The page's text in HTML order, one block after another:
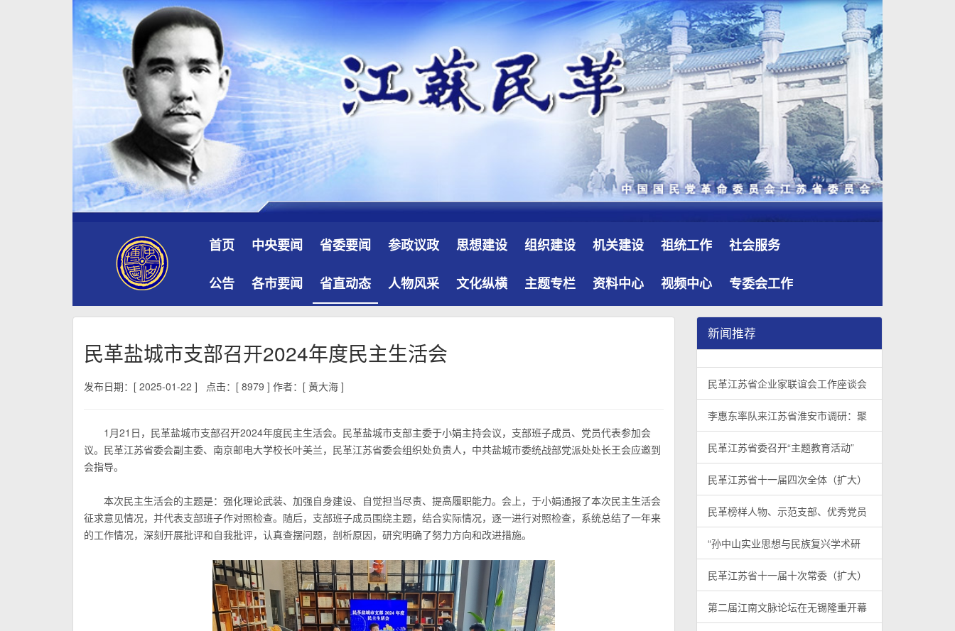
首页 中央要闻 省委要闻 参政议政 思想建设 组织建设 机关建设 祖统工作 社会服务
公告 各市要闻 省直动态 人物风采 文化纵横 主题专栏 资料中心 视频中心 专委会工作
民革盐城市支部召开2024年度民主生活会
发布日期：[ 2025-01-22 ] 点击：[ 8979 ] 作者：[ 黄大海 ]
1月21日，民革盐城市支部召开2024年度民主生活会。民革盐城市支部主委于小娟主持会议，支部班子成员、党员代表参加会
议。民革江苏省委会副主委、南京邮电大学校长叶美兰，民革江苏省委会组织处负责人，中共盐城市委统战部党派处处长王会应邀到
会指导。
本次民主生活会的主题是：强化理论武装、加强自身建设、自觉担当尽责、提高履职能力。会上，于小娟通报了本次民主生活会
征求意见情况，并代表支部班子作对照检查。随后，支部班子成员围绕主题，结合实际情况，逐一进行对照检查，系统总结了一年来
的工作情况，深刻开展批评和自我批评，认真查摆问题，剖析原因，研究明确了努力方向和改进措施。
新闻推荐
民革江苏省企业家联谊会工作座谈会在宁召开
1/3 李惠东率队来江苏省淮安市调研：聚焦民革党
2/3 民革江苏省委召开“主题教育活动” 领导班子民
3/3
民革江苏省企业家联谊会工作座谈会
李惠东率队来江苏省淮安市调研：聚
民革江苏省委召开“主题教育活动”
民革江苏省十一届四次全体（扩大）
民革榜样人物、示范支部、优秀党员
“孙中山实业思想与民族复兴学术研
民革江苏省十一届十次常委（扩大）
第二届江南文脉论坛在无锡隆重开幕